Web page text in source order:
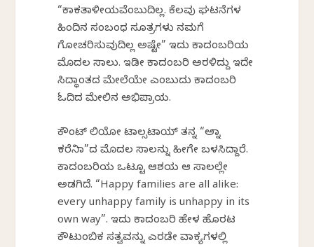
“ಕಾಕತಾಳೀಯವೆಂಬುದಿಲ್ಲ. ಕೆಲವು ಘಟನೆಗಳ
ಹಿಂದಿನ ಸಂಬಂಧ ಸೂತ್ರಗಳು ನಮಗೆ
ಗೋಚರಿಸುವುದಿಲ್ಲ ಅಷ್ಟೇ” ಇದು ಕಾದಂಬರಿಯ
ಮೊದಲ ಸಾಲು. ಇಡೀ ಕಾದಂಬರಿ ಅರಳಿದ್ದು ಇದೇ
ಸಿದ್ಧಾಂತದ ಮೇಲೆಯೇ ಎಂಬುದು ಕಾದಂಬರಿ
ಓದಿದ ಮೇಲಿನ ಅಭಿಪ್ರಾಯ.
ಕೌಂಟ್ ಲಿಯೋ ಟಾಲ್ಸಟಾಯ್ ತನ್ನ “ಅನ್ನಾ
ಕರೆನಿನಾ”ದ ಮೊದಲ ಸಾಲನ್ನು ಹೀಗೇ ಬಳಸಿದ್ದಾರೆ.
ಕಾದಂಬರಿಯ ಒಟ್ಟೂ ಆಶಯ ಆ ಸಾಲಲ್ಲೇ
ಅಡಗಿದೆ. “Happy families are all alike:
every unhappy family is unhappy in its
own way”. ಇದು ಕಾದಂಬರಿ ಹೇಳ ಹೊರಟ
ಕೌಟುಂಬಿಕ ಸತ್ವವನ್ನು ಎರಡೇ ವಾಕ್ಯಗಳಲ್ಲಿ